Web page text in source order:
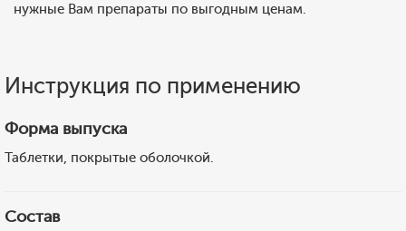
нужные Вам препараты по выгодным ценам.
Инструкция по применению
Форма выпуска
Таблетки, покрытые оболочкой.
Состав